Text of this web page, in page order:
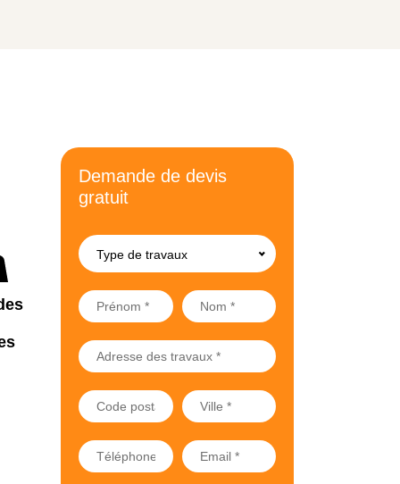
Demande de devis
gratuit
Type de travaux